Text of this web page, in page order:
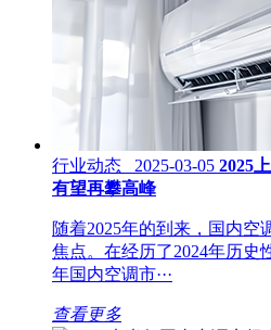
行业动态 2025-03-05 2025
有望再攀高峰
随着2025年的到来，国内空
焦点。在经历了2024年历史
年国内空调市···
查看更多